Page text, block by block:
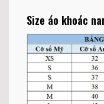
Size áo khoác